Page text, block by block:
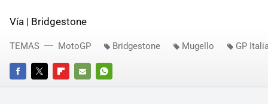
Vía | Bridgestone
FACEBOOKTWITTERFLIPBOARD
E-
WHATSAPP
TEMAS MotoGP Bridgestone Mugello GP